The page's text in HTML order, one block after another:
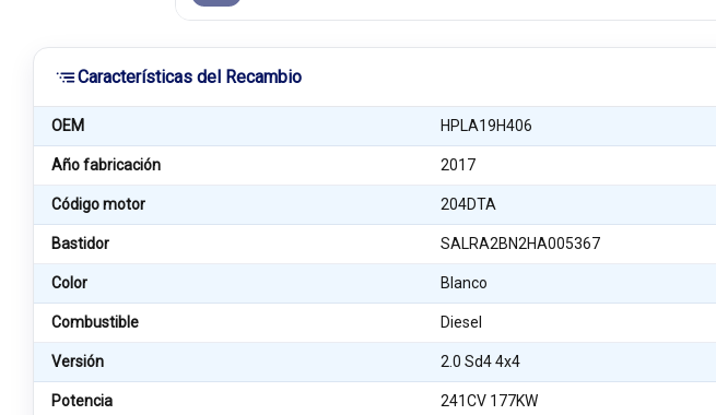
Características del Recambio
OEM HPLA19H406
Año fabricación 2017
Código motor 204DTA
Bastidor SALRA2BN2HA005367
Color Blanco
Combustible Diesel
Versión 2.0 Sd4 4x4
Potencia 241CV 177KW